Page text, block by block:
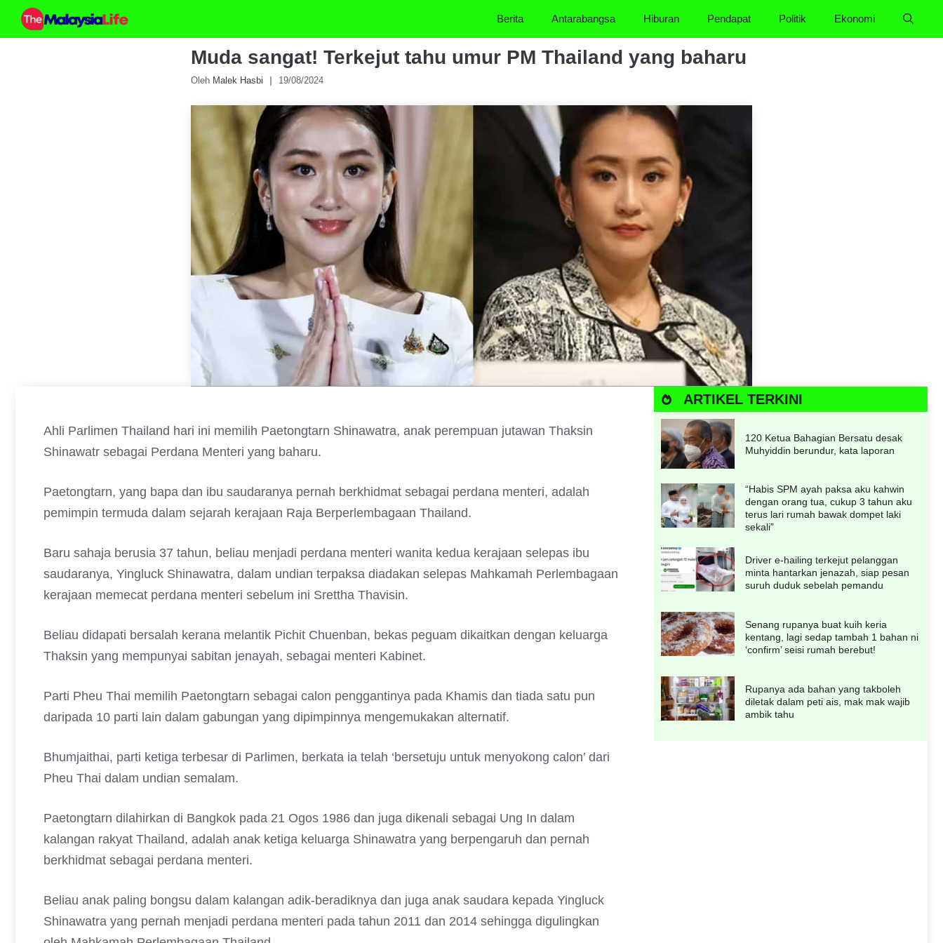
Skip
Berita Antarabangsa Hiburan Pendapat Politik Ekonomi
Muda sangat! Terkejut tahu umur PM Thailand yang baharu
Oleh Malek Hasbi 19/08/2024
Ahli Parlimen Thailand hari ini memilih Paetongtarn Shinawatra, anak perempuan jutawan Thaksin
Shinawatr sebagai Perdana Menteri yang baharu.
Paetongtarn, yang bapa dan ibu saudaranya pernah berkhidmat sebagai perdana menteri, adalah
pemimpin termuda dalam sejarah kerajaan Raja Berperlembagaan Thailand.
Baru sahaja berusia 37 tahun, beliau menjadi perdana menteri wanita kedua kerajaan selepas ibu
saudaranya, Yingluck Shinawatra, dalam undian terpaksa diadakan selepas Mahkamah Perlembagaan
kerajaan memecat perdana menteri sebelum ini Srettha Thavisin.
Beliau didapati bersalah kerana melantik Pichit Chuenban, bekas peguam dikaitkan dengan keluarga
Thaksin yang mempunyai sabitan jenayah, sebagai menteri Kabinet.
Parti Pheu Thai memilih Paetongtarn sebagai calon penggantinya pada Khamis dan tiada satu pun
daripada 10 parti lain dalam gabungan yang dipimpinnya mengemukakan alternatif.
Bhumjaithai, parti ketiga terbesar di Parlimen, berkata ia telah ‘bersetuju untuk menyokong calon’ dari
Pheu Thai dalam undian semalam.
Paetongtarn dilahirkan di Bangkok pada 21 Ogos 1986 dan juga dikenali sebagai Ung In dalam
kalangan rakyat Thailand, adalah anak ketiga keluarga Shinawatra yang berpengaruh dan pernah
berkhidmat sebagai perdana menteri.
Beliau anak paling bongsu dalam kalangan adik-beradiknya dan juga anak saudara kepada Yingluck
Shinawatra yang pernah menjadi perdana menteri pada tahun 2011 dan 2014 sehingga digulingkan
ARTIKEL TERKINI
120 Ketua Bahagian Bersatu desak
Muhyiddin berundur, kata laporan
“Habis SPM ayah paksa aku kahwin
dengan orang tua, cukup 3 tahun aku
terus lari rumah bawak dompet laki
sekali”
Driver e-hailing terkejut pelanggan
minta hantarkan jenazah, siap pesan
suruh duduk sebelah pemandu
Senang rupanya buat kuih keria
kentang, lagi sedap tambah 1 bahan ni
‘confirm’ seisi rumah berebut!
Rupanya ada bahan yang takboleh
diletak dalam peti ais, mak mak wajib
ambik tahu